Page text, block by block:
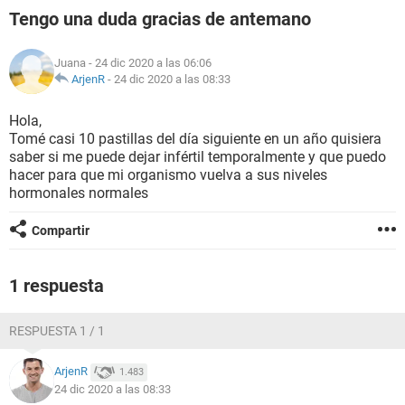
FAMILIA
NUTRICIÓN
BIENESTAR
SEXUALIDAD
GLOSARIO
Tengo una duda gracias de antemano
Juana - 24 dic 2020 a las 06:06
ArjenR - 24 dic 2020 a las 08:33
Hola,
Tomé casi 10 pastillas del día siguiente en un año quisiera
saber si me puede dejar infértil temporalmente y que puedo
hacer para que mi organismo vuelva a sus niveles
hormonales normales
Compartir
1 respuesta
RESPUESTA 1 / 1
ArjenR 1.483
24 dic 2020 a las 08:33